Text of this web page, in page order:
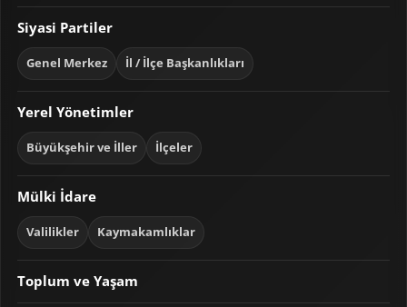
Siyasi Partiler
Genel Merkez İl / İlçe Başkanlıkları
Yerel Yönetimler
Büyükşehir ve İller İlçeler
Mülki İdare
Valilikler Kaymakamlıklar
Toplum ve Yaşam